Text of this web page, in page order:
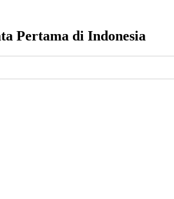
Pertama di Indonesia